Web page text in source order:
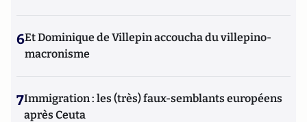
6Et Dominique de Villepin accoucha du villepino-
macronisme
7Immigration : les (très) faux-semblants européens
après Ceuta